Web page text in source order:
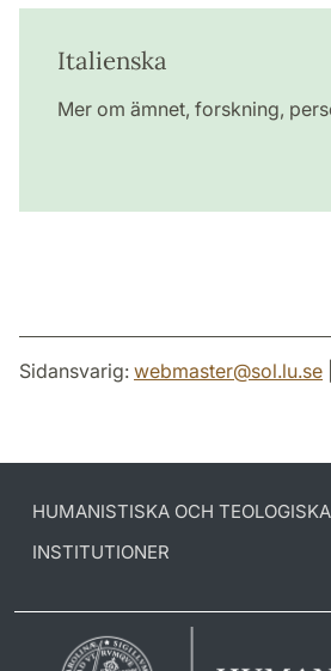
Italienska
Mer om ämnet, forskning,
Sidansvarig: webmaster@sol.lu.se
HUMANISTISKA OCH
INSTITUTIONER